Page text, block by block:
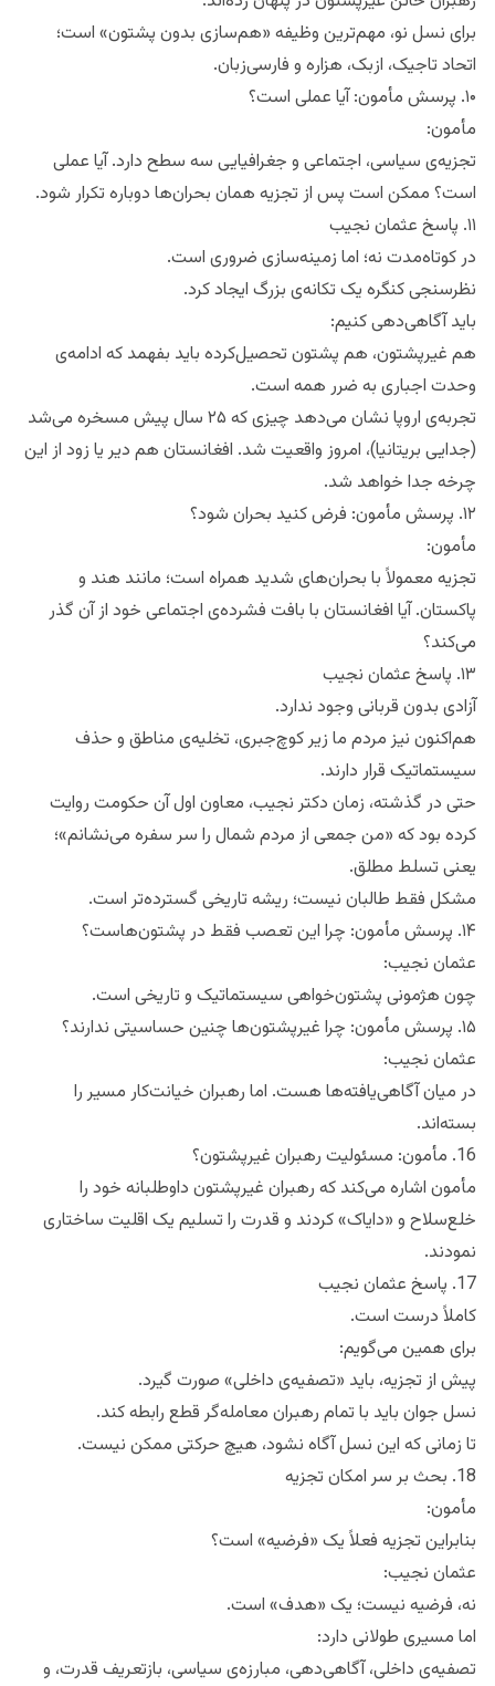
برای نسل نو، مهم‌ترین وظیفه «هم‌سازی بدون پشتون» است؛
اتحاد تاجیک، ازبک، هزاره و فارسی‌زبان.
۱۰. پرسش مأمون: آیا عملی است؟
مأمون:
تجزیه‌ی سیاسی، اجتماعی و جغرافیایی سه سطح دارد. آیا عملی
است؟ ممکن است پس از تجزیه همان بحران‌ها دوباره تکرار شود.
۱۱. پاسخ عثمان نجیب
در کوتاه‌مدت نه؛ اما زمینه‌سازی ضروری است.
نظرسنجی کنگره یک تکانه‌ی بزرگ ایجاد کرد.
باید آگاهی‌دهی کنیم:
هم غیرپشتون، هم پشتون تحصیل‌کرده باید بفهمد که ادامه‌ی
وحدت اجباری به ضرر همه است.
تجربه‌ی اروپا نشان می‌دهد چیزی که ۲۵ سال پیش مسخره می‌شد
(جدایی بریتانیا)، امروز واقعیت شد. افغانستان هم دیر یا زود از این
چرخه جدا خواهد شد.
۱۲. پرسش مأمون: فرض کنید بحران شود؟
مأمون:
تجزیه معمولاً با بحران‌های شدید همراه است؛ مانند هند و
پاکستان. آیا افغانستان با بافت فشرده‌ی اجتماعی خود از آن گذر
می‌کند؟
۱۳. پاسخ عثمان نجیب
آزادی بدون قربانی وجود ندارد.
هم‌اکنون نیز مردم ما زیر کوچ‌جبری، تخلیه‌ی مناطق و حذف
سیستماتیک قرار دارند.
حتی در گذشته، زمان دکتر نجیب، معاون اول آن حکومت روایت
کرده بود که «من جمعی از مردم شمال را سر سفره می‌نشانم»؛
یعنی تسلط مطلق.
مشکل فقط طالبان نیست؛ ریشه تاریخی گسترده‌تر است.
۱۴. پرسش مأمون: چرا این تعصب فقط در پشتون‌هاست؟
عثمان نجیب:
چون هژمونی پشتون‌خواهی سیستماتیک و تاریخی است.
۱۵. پرسش مأمون: چرا غیرپشتون‌ها چنین حساسیتی ندارند؟
عثمان نجیب:
در میان آگاهی‌یافته‌ها هست. اما رهبران خیانت‌کار مسیر را
بسته‌اند.
16. مأمون: مسئولیت رهبران غیرپشتون؟
مأمون اشاره می‌کند که رهبران غیرپشتون داوطلبانه خود را
خلع‌سلاح و «دایاک» کردند و قدرت را تسلیم یک اقلیت ساختاری
نمودند.
17. پاسخ عثمان نجیب
کاملاً درست است.
برای همین می‌گویم:
پیش از تجزیه، باید «تصفیه‌ی داخلی» صورت گیرد.
نسل جوان باید با تمام رهبران معامله‌گر قطع رابطه کند.
تا زمانی که این نسل آگاه نشود، هیچ حرکتی ممکن نیست.
18. بحث بر سر امکان تجزیه
مأمون:
بنابراین تجزیه فعلاً یک «فرضیه» است؟
عثمان نجیب:
نه، فرضیه نیست؛ یک «هدف» است.
اما مسیری طولانی دارد:
تصفیه‌ی داخلی، آگاهی‌دهی، مبارزه‌ی سیاسی، بازتعریف قدرت، و